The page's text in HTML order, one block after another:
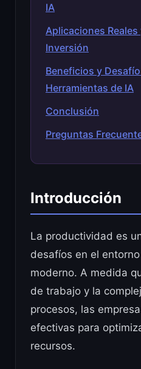
IA
Aplicaciones
Inversión
Beneficios y
Herramientas de IA
Conclusión
Preguntas
Introducción
La productividad es
desafíos en el
moderno. A medida
de trabajo y la
procesos, las
efectivas para
recursos.